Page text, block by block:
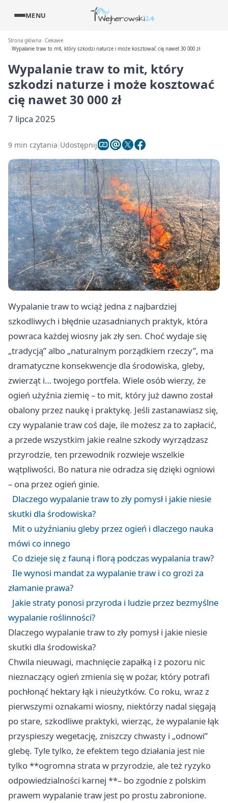
MENU
Strona główna Ciekawe
Wypalanie traw to mit, który szkodzi naturze i może kosztować cię nawet 30 000 zł
Wypalanie traw to mit, który
szkodzi naturze i może kosztować
cię nawet 30 000 zł
7 lipca 2025
9 min czytania Udostępnij
Wypalanie traw to wciąż jedna z najbardziej
szkodliwych i błędnie uzasadnianych praktyk, która
powraca każdej wiosny jak zły sen. Choć wydaje się
„tradycją” albo „naturalnym porządkiem rzeczy”, ma
dramatyczne konsekwencje dla środowiska, gleby,
zwierząt i… twojego portfela. Wiele osób wierzy, że
ogień użyźnia ziemię – to mit, który już dawno został
obalony przez naukę i praktykę. Jeśli zastanawiasz się,
czy wypalanie traw coś daje, ile możesz za to zapłacić,
a przede wszystkim jakie realne szkody wyrządzasz
przyrodzie, ten przewodnik rozwieje wszelkie
wątpliwości. Bo natura nie odradza się dzięki ogniowi
– ona przez ogień ginie.
Dlaczego wypalanie traw to zły pomysł i jakie niesie
skutki dla środowiska?
Mit o użyźnianiu gleby przez ogień i dlaczego nauka
mówi co innego
Co dzieje się z fauną i florą podczas wypalania traw?
Ile wynosi mandat za wypalanie traw i co grozi za
złamanie prawa?
Jakie straty ponosi przyroda i ludzie przez bezmyślne
wypalanie roślinności?
Dlaczego wypalanie traw to zły pomysł i jakie niesie
skutki dla środowiska?
Chwila nieuwagi, machnięcie zapałką i z pozoru nic
nieznaczący ogień zmienia się w pożar, który potrafi
pochłonąć hektary łąk i nieużytków. Co roku, wraz z
pierwszymi oznakami wiosny, niektórzy nadal sięgają
po stare, szkodliwe praktyki, wierząc, że wypalanie łąk
przyspieszy wegetację, zniszczy chwasty i „odnowi”
glebę. Tyle tylko, że efektem tego działania jest nie
tylko **ogromna strata w przyrodzie, ale też ryzyko
odpowiedzialności karnej **– bo zgodnie z polskim
prawem wypalanie traw jest po prostu zabronione.